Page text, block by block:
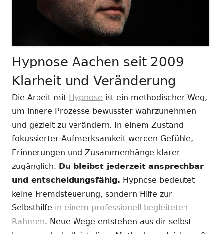
Hypnose Aachen seit 2009
Klarheit und Veränderung
Die Arbeit mit Hypnose ist ein methodischer Weg,
um innere Prozesse bewusster wahrzunehmen
und gezielt zu verändern. In einem Zustand
fokussierter Aufmerksamkeit werden Gefühle,
Erinnerungen und Zusammenhänge klarer
zugänglich. Du bleibst jederzeit ansprechbar
und entscheidungsfähig. Hypnose bedeutet
keine Fremdsteuerung, sondern Hilfe zur
Selbsthilfe in einem professionell begleiteten
Rahmen. Neue Wege entstehen aus dir selbst